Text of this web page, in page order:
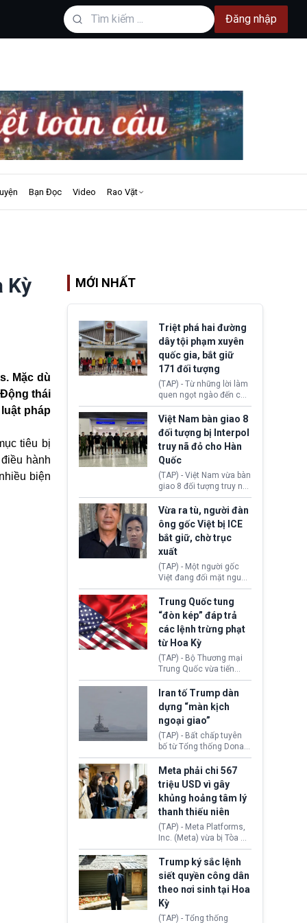
Đăng nhập
Bạn Đọc Video Rao Vặt
Kỳ
Mặc dù
thái
pháp
tiêu bị
hành
biện
MỚI NHẤT
Triệt phá hai đường
dây tội phạm xuyên
quốc gia, bắt giữ
171 đối tượng
(TAP) - Từ những lời làm
quen ngọt ngào đến các
“sàn vàng ảo”, bất động
sản trực tuyến cùng
đường dây đánh bạc quy
mô lớn, hai tổ chức tội
phạm xuyên quốc gia đã
dựng lên mạng lưới hoạt
động tại Việt Nam và
Lào, lôi kéo hàng nghìn
người tham gia, luân
chuyển dòng tiền qua
nhiều lớp tài khoản. Sau
hơn 2 tuần phối hợp truy
xét, lực lượng chức năng
hai nước đã bắt giữ 171
Việt Nam bàn giao 8
đối tượng bị Interpol
truy nã đỏ cho Hàn
Quốc
(TAP) - Việt Nam vừa bàn
giao 8 đối tượng truy nã
đỏ Interpol cho lực lượng
chức năng Hàn Quốc.
Nhóm này bị xác định
lừa đảo 619 nạn nhân,
chiếm đoạt hơn 17,7 tỷ
KRW.
Vừa ra tù, người đàn
ông gốc Việt bị ICE
bắt giữ, chờ trục
xuất
(TAP) - Một người gốc
Việt đang đối mặt nguy
cơ bị trục xuất khỏi Hoa
Kỳ sau khi đã chấp hành
xong bản án liên quan
đến tội ác từ hơn 30
năm trước tại California.
Trung Quốc tung
“đòn kép” đáp trả
các lệnh trừng phạt
từ Hoa Kỳ
(TAP) - Bộ Thương mại
Trung Quốc vừa tiến
hành áp đặt lệnh trừng
phạt lên hàng loạt thực
thể và siết chặt kiểm
soát xuất khẩu máy bay
không người lái (UAV)
sang Hoa Kỳ. Động thái
này nhằm đáp trả các
biện pháp hạn chế
thương mại, áp thuế mới
cùng lệnh cấm công
nghệ gần đây từ phía
Washington.
Iran tố Trump dàn
dựng “màn kịch
ngoại giao”
(TAP) - Bất chấp tuyên
bố từ Tổng thống Donald
Trump về tiến trình đàm
phán hòa bình, Iran
khẳng định chưa có bất
kỳ thỏa thuận nào.
Tehran cho rằng, Hoa Kỳ
chỉ đang dàn dựng “màn
kịch ngoại giao” để xoa
dịu căng thẳng.
Meta phải chi 567
triệu USD vì gây
khủng hoảng tâm lý
thanh thiếu niên
(TAP) - Meta Platforms,
Inc. (Meta) vừa bị Tòa án
bang New Mexico yêu
cầu đóng góp 567 triệu
USD vào một quỹ khắc
phục hậu quả. Quyết
định này diễn ra sau khi
toà xác định, những nền
tảng mạng xã hội
Trump ký sắc lệnh
siết quyền công dân
theo nơi sinh tại Hoa
Kỳ
(TAP) - Tổng thống